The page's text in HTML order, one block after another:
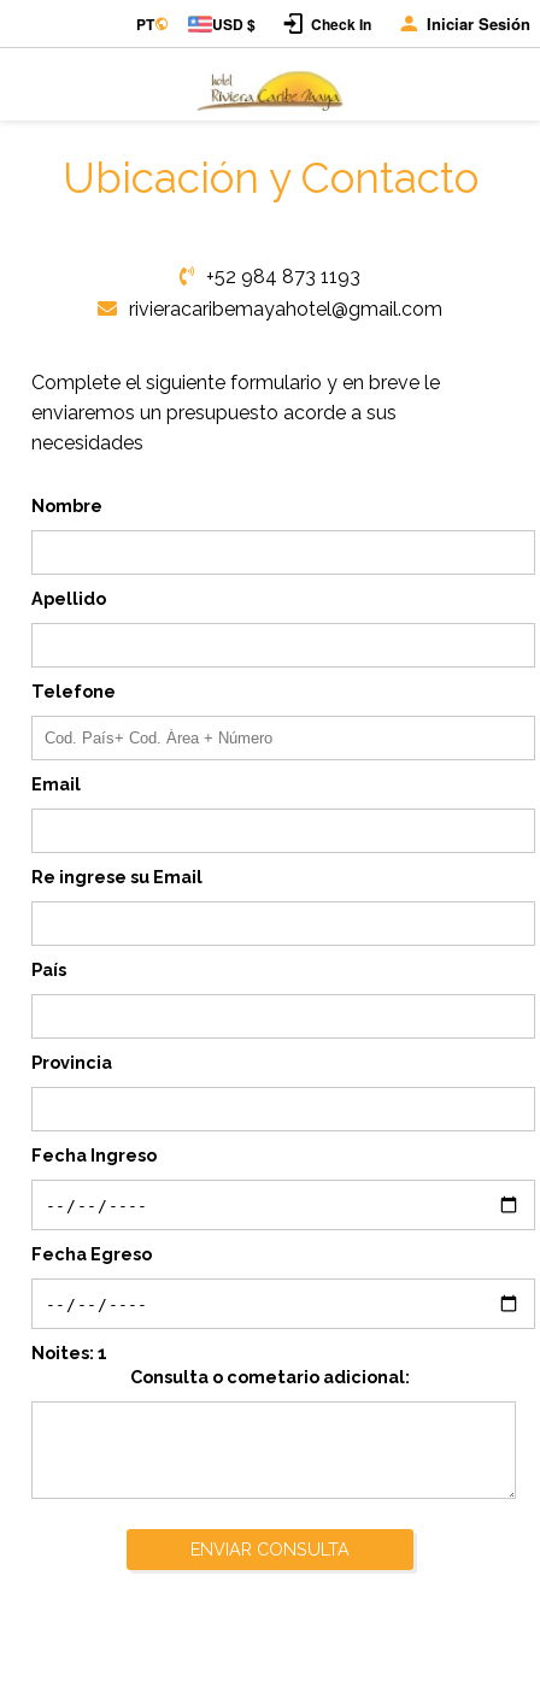
PT USD $ Check In Iniciar Sesión
Ubicación y Contacto
+52 984 873 1193
rivieracaribemayahotel@gmail.com
Complete el siguiente formulario y en breve le
enviaremos un presupuesto acorde a sus
necesidades
Nombre
Apellido
Telefone
Email
Re ingrese su Email
País
Provincia
Fecha Ingreso
Fecha Egreso
Noites: 1
Consulta o cometario adicional:
ENVIAR CONSULTA